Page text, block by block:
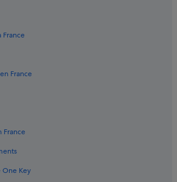
avec bar
parking
Hôtels avec golf
Hôtels avec restaurant
proximité
à proximité
France
France
France
Key